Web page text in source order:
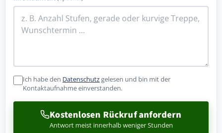
Ich habe den Datenschutzgelesen und bin mit der
Kontaktaufnahme einverstanden.
Kostenlosen Rückruf anfordern
Antwort meist innerhalb weniger Stunden